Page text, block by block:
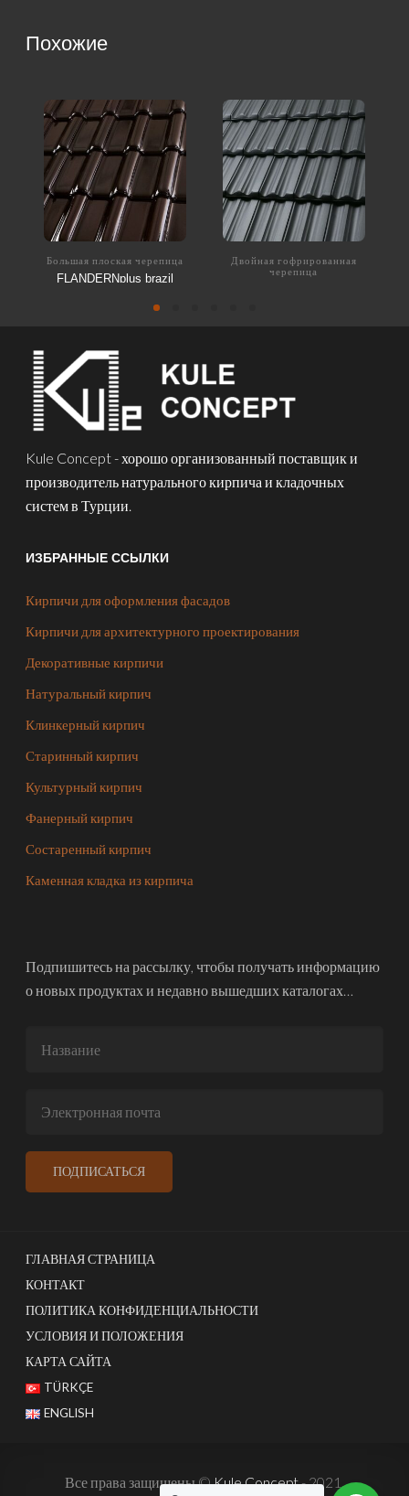
Похожие
Большая плоская черепица
FLANDERNplus brazil
Двойная гофрированная
черепица
Kule Concept - хорошо организованный поставщик и
производитель натурального кирпича и кладочных
систем в Турции.
ИЗБРАННЫЕ ССЫЛКИ
Кирпичи для оформления фасадов
Кирпичи для архитектурного проектирования
Декоративные кирпичи
Натуральный кирпич
Клинкерный кирпич
Старинный кирпич
Культурный кирпич
Фанерный кирпич
Состаренный кирпич
Каменная кладка из кирпича
Подпишитесь на рассылку, чтобы получать информацию
о новых продуктах и недавно вышедших каталогах…
ГЛАВНАЯ СТРАНИЦА
КОНТАКТ
ПОЛИТИКА КОНФИДЕНЦИАЛЬНОСТИ
УСЛОВИЯ И ПОЛОЖЕНИЯ
КАРТА САЙТА
TÜRKÇE
ENGLISH
Все права защищены ©Kule Concept- 2021.